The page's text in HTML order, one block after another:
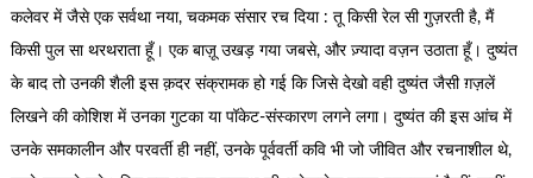
कलेवर में जैसे एक सर्वथा नया, चकमक संसार रच दिया : तू किसी रेल सी गुज़रती है, मैं
किसी पुल सा थरथराता हूँ। एक बाज़ू उखड़ गया जबसे, और ज़्यादा वज़न उठाता हूँ। दुष्यंत
के बाद तो उनकी शैली इस क़दर संक्रामक हो गई कि जिसे देखो वही दुष्यंत जैसी ग़ज़लें
लिखने की कोशिश में उनका गुटका या पॉकेट-संस्कारण लगने लगा। दुष्यंत की इस आंच में
उनके समकालीन और परवर्ती ही नहीं, उनके पूर्ववर्ती कवि भी जो जीवित और रचनाशील थे,